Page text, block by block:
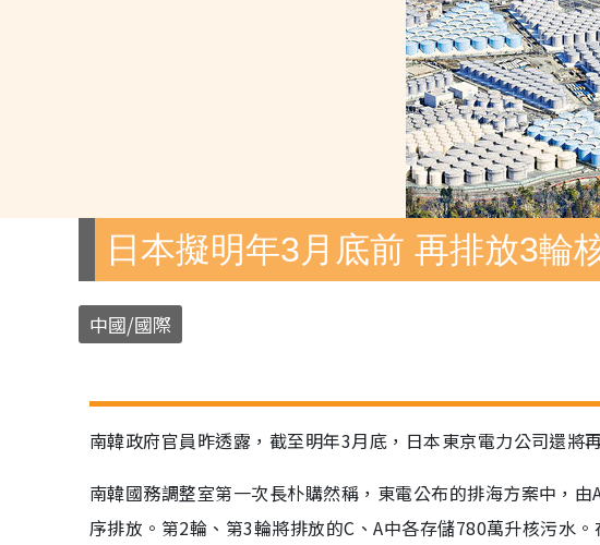
日本擬明年3月底前 再排放3輪
中國/國際
南韓政府官員昨透露，截至明年3月底，日本東京電力公司還將
南韓國務調整室第一次長朴購然稱，東電公布的排海方案中，
序排放。第2輪、第3輪將排放的C、A中各存儲780萬升核污水